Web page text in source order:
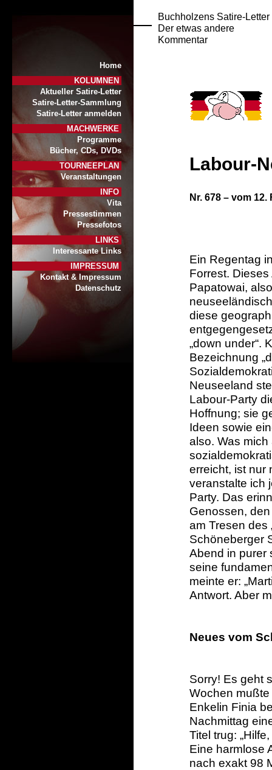
Home
KOLUMNEN
Aktueller Satire-Letter
Satire-Letter-Sammlung
Satire-Letter anmelden
MACHWERKE
Programme
Bücher, CDs, DVDs
TOURNEEPLAN
Veranstaltungen
INFO
Vita
Pressestimmen
Pressefotos
LINKS
Interessante Links
IMPRESSUM
Kontakt & Impressum
Datenschutz
Buchholzens Satire-Letter
Der etwas andere
Kommentar
Labour-
Nr. 678 – vom 12.
Ein Regentag
Forrest.
Papatowai,
diese
„down under“.
Bezeichnung
Neuseeland
Labour-Party
Hoffnung; sie
Ideen sowie
also. Was
erreicht, ist nur
veranstalte ich
Party. Das
Genossen,
am Tresen des
Schöneberger
Abend in purer
seine
meinte er:
Antwort. Aber
Neues vom
Sorry! Es geht
Wochen
Enkelin Finia
Nachmittag
Titel trug:
Eine harmlose
nach exakt 98